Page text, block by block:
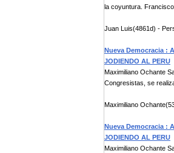
la coyuntura.
Juan Luis(4861d) -
Nueva Democracia :
JODIENDO AL PERU
Maximiliano Ochante
Congresistas, se
Maximiliano
Nueva Democracia :
JODIENDO AL PERU
Maximiliano Ochante